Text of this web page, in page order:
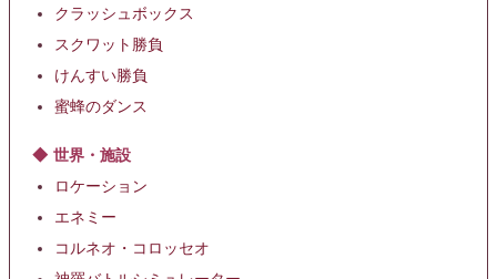
クラッシュボックス
スクワット勝負
けんすい勝負
蜜蜂のダンス
世界・施設
ロケーション
エネミー
コルネオ・コロッセオ